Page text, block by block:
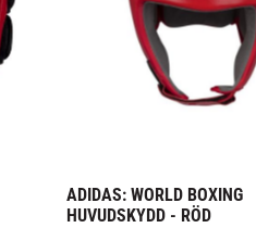
ADIDAS: WORLD BOXING
HUVUDSKYDD - RÖD